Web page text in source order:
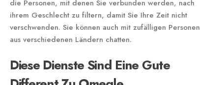
die Personen, mit denen Sie verbunden werden, nach
ihrem Geschlecht zu filtern, damit Sie Ihre Zeit nicht
verschwenden. Sie können auch mit zufälligen Personen
aus verschiedenen Ländern chatten.
Diese Dienste Sind Eine Gute